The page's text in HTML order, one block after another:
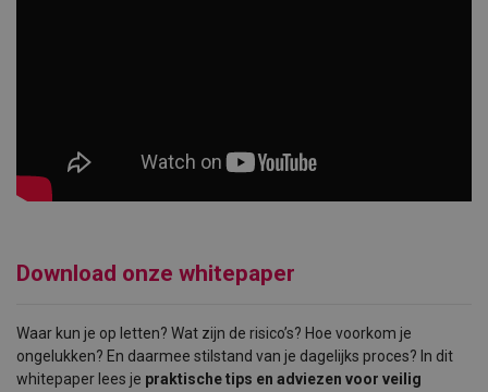
Download onze whitepaper
Waar kun je op letten? Wat zijn de risico’s? Hoe voorkom je
ongelukken? En daarmee stilstand van je dagelijks proces? In dit
whitepaper lees je praktische tips en adviezen voor veilig